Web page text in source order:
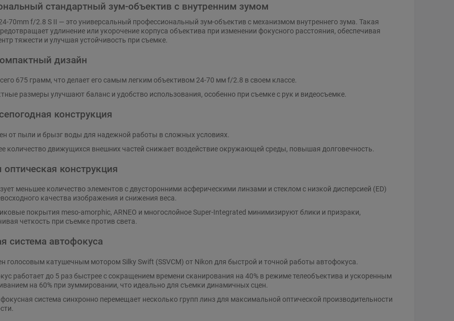
стандартный зум-объектив с внутренним зумом
70mm f/2.8 S II — это универсальный профессиональный зум-объектив с механизмом внутреннего зума. Такая
удлинение или укорочение корпуса объектива при изменении фокусного расстояния, обеспечивая
тяжести и улучшая устойчивость при съемке.
дизайн
675 грамм, что делает его самым легким объективом 24-70 мм f/2.8 в своем классе.
размеры улучшают баланс и удобство использования, особенно при съемке с рук и видеосъемке.
конструкция
от пыли и брызг воды для надежной работы в сложных условиях.
количество движущихся внешних частей снижает воздействие окружающей среды, повышая долговечность.
конструкция
меньшее количество элементов с двусторонними асферическими линзами и стеклом с низкой дисперсией (ED)
качества изображения и снижения веса.
покрытия meso-amorphic, ARNEO и многослойное Super-Integrated минимизируют блики и призраки,
четкость при съемке против света.
система автофокуса
голосовым катушечным мотором Silky Swift (SSVCM) от Nikon для быстрой и точной работы автофокуса.
работает до 5 раз быстрее с сокращением времени сканирования на 40% в режиме телеобъектива и ускоренным
на 60% при зуммировании, что идеально для съемки динамичных сцен.
система синхронно перемещает несколько групп линз для максимальной оптической производительности